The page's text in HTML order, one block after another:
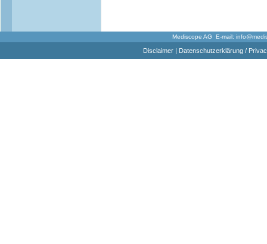
Mediscope AG E-mail:
Disclaimer| Datenschutzerklärung /